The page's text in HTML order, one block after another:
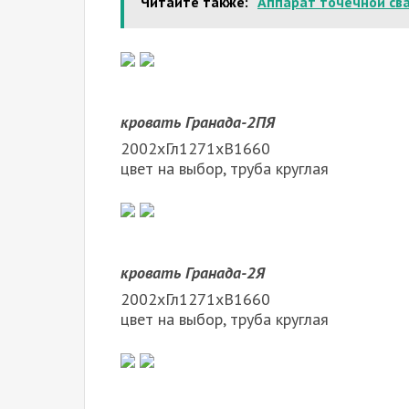
кровать Гранада-2ПЯ
2002хГл1271хВ1660
цвет на выбор, труба круглая
кровать Гранада-2Я
2002хГл1271хВ1660
цвет на выбор, труба круглая